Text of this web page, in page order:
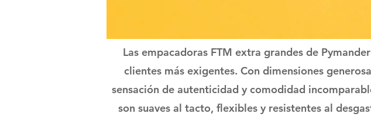
Las empacadoras FTM extra grandes de
clientes más exigentes. Con dimensiones
sensación de autenticidad y comodidad
son suaves al tacto, flexibles y resistentes al